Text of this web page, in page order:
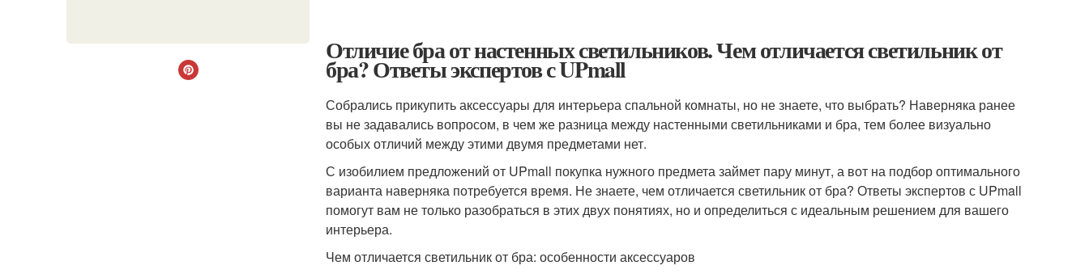
Отличие бра от настенных светильников. Чем отличается светильник от
бра? Ответы экспертов с UPmall
Собрались прикупить аксессуары для интерьера спальной комнаты, но не знаете, что выбрать? Наверняка ранее
вы не задавались вопросом, в чем же разница между настенными светильниками и бра, тем более визуально
особых отличий между этими двумя предметами нет.
С изобилием предложений от UPmall покупка нужного предмета займет пару минут, а вот на подбор оптимального
варианта наверняка потребуется время. Не знаете, чем отличается светильник от бра? Ответы экспертов с UPmall
помогут вам не только разобраться в этих двух понятиях, но и определиться с идеальным решением для вашего
интерьера.
Чем отличается светильник от бра: особенности аксессуаров